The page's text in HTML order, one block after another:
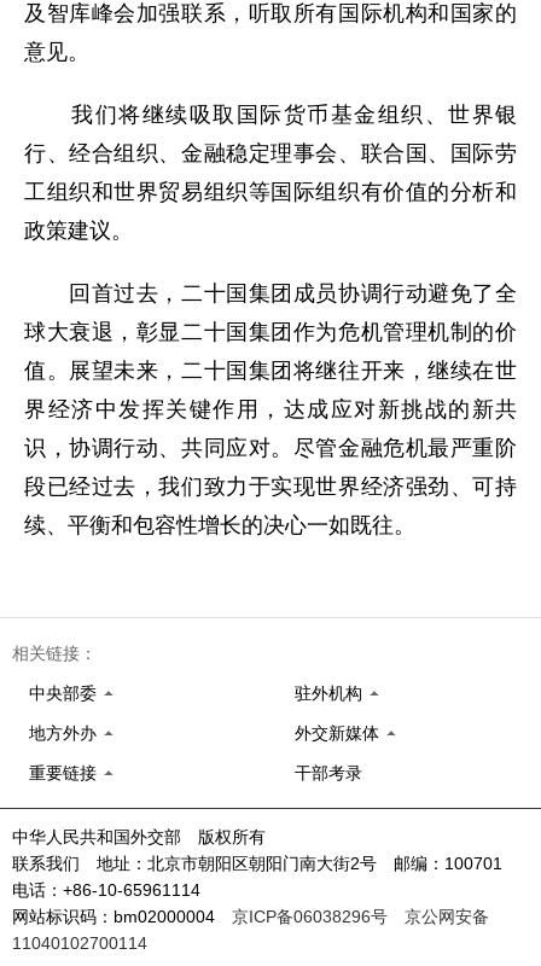
及智库峰会加强联系，听取所有国际机构和国家的
意见。
我们将继续吸取国际货币基金组织、世界银
行、经合组织、金融稳定理事会、联合国、国际劳
工组织和世界贸易组织等国际组织有价值的分析和
政策建议。
回首过去，二十国集团成员协调行动避免了全
球大衰退，彰显二十国集团作为危机管理机制的价
值。展望未来，二十国集团将继往开来，继续在世
界经济中发挥关键作用，达成应对新挑战的新共
识，协调行动、共同应对。尽管金融危机最严重阶
段已经过去，我们致力于实现世界经济强劲、可持
续、平衡和包容性增长的决心一如既往。
相关链接：
中央部委 驻外机构
地方外办 外交新媒体
重要链接 干部考录
中华人民共和国外交部 版权所有
联系我们 地址：北京市朝阳区朝阳门南大街2号 邮编：100701
电话：+86-10-65961114
网站标识码：bm02000004 京ICP备06038296号
京公网安备
11040102700114